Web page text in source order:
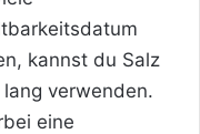
kannst du Salz
verwenden.
eine